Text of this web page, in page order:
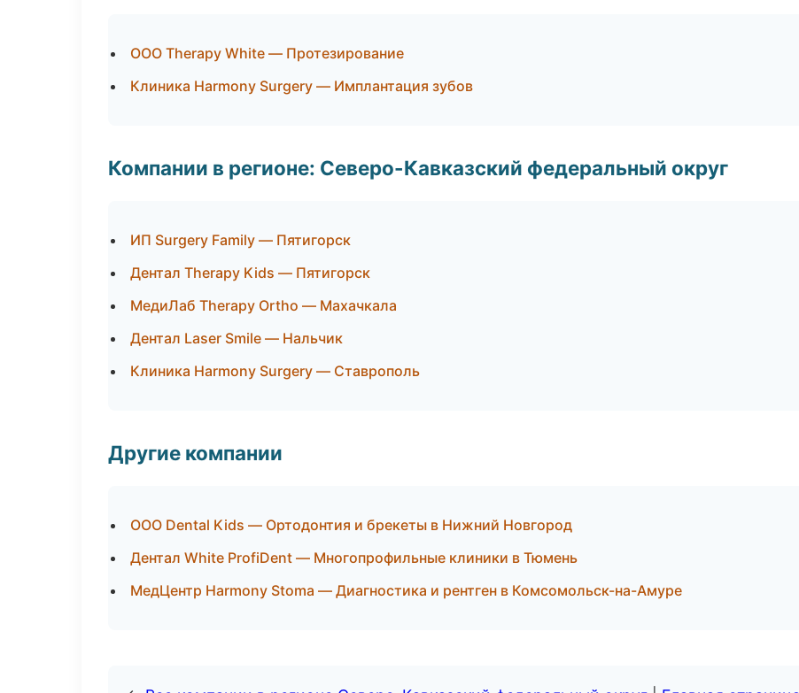
ООО Therapy White — Протезирование
Клиника Harmony Surgery — Имплантация зубов
Компании в регионе: Северо-Кавказский федеральный округ
ИП Surgery Family — Пятигорск
Дентал Therapy Kids — Пятигорск
МедиЛаб Therapy Ortho — Махачкала
Дентал Laser Smile — Нальчик
Клиника Harmony Surgery — Ставрополь
Другие компании
ООО Dental Kids — Ортодонтия и брекеты в Нижний Новгород
Дентал White ProfiDent — Многопрофильные клиники в Тюмень
МедЦентр Harmony Stoma — Диагностика и рентген в Комсомольск-на-Амуре